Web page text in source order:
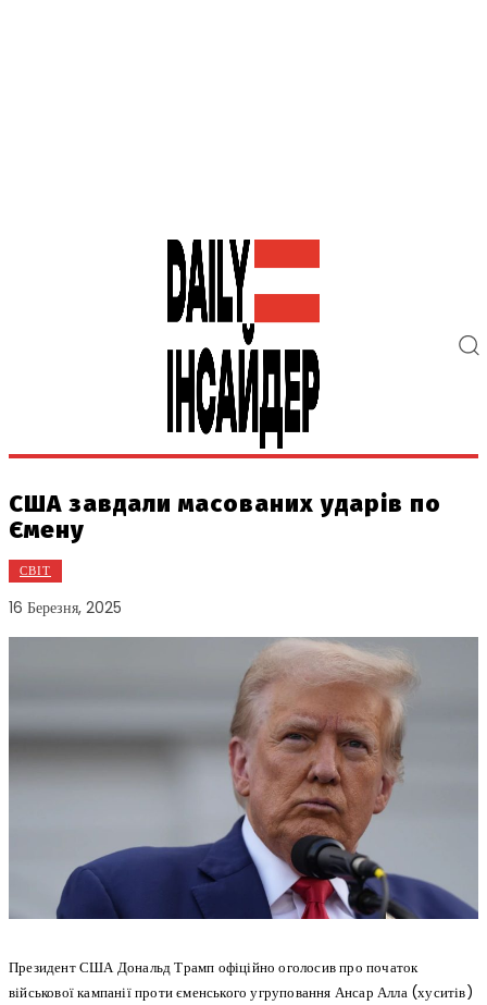
США завдали масованих ударів по
Ємену
СВІТ
16 Березня, 2025
Президент США Дональд Трамп офіційно оголосив про початок
військової кампанії проти єменського угруповання Ансар Алла (хуситів)